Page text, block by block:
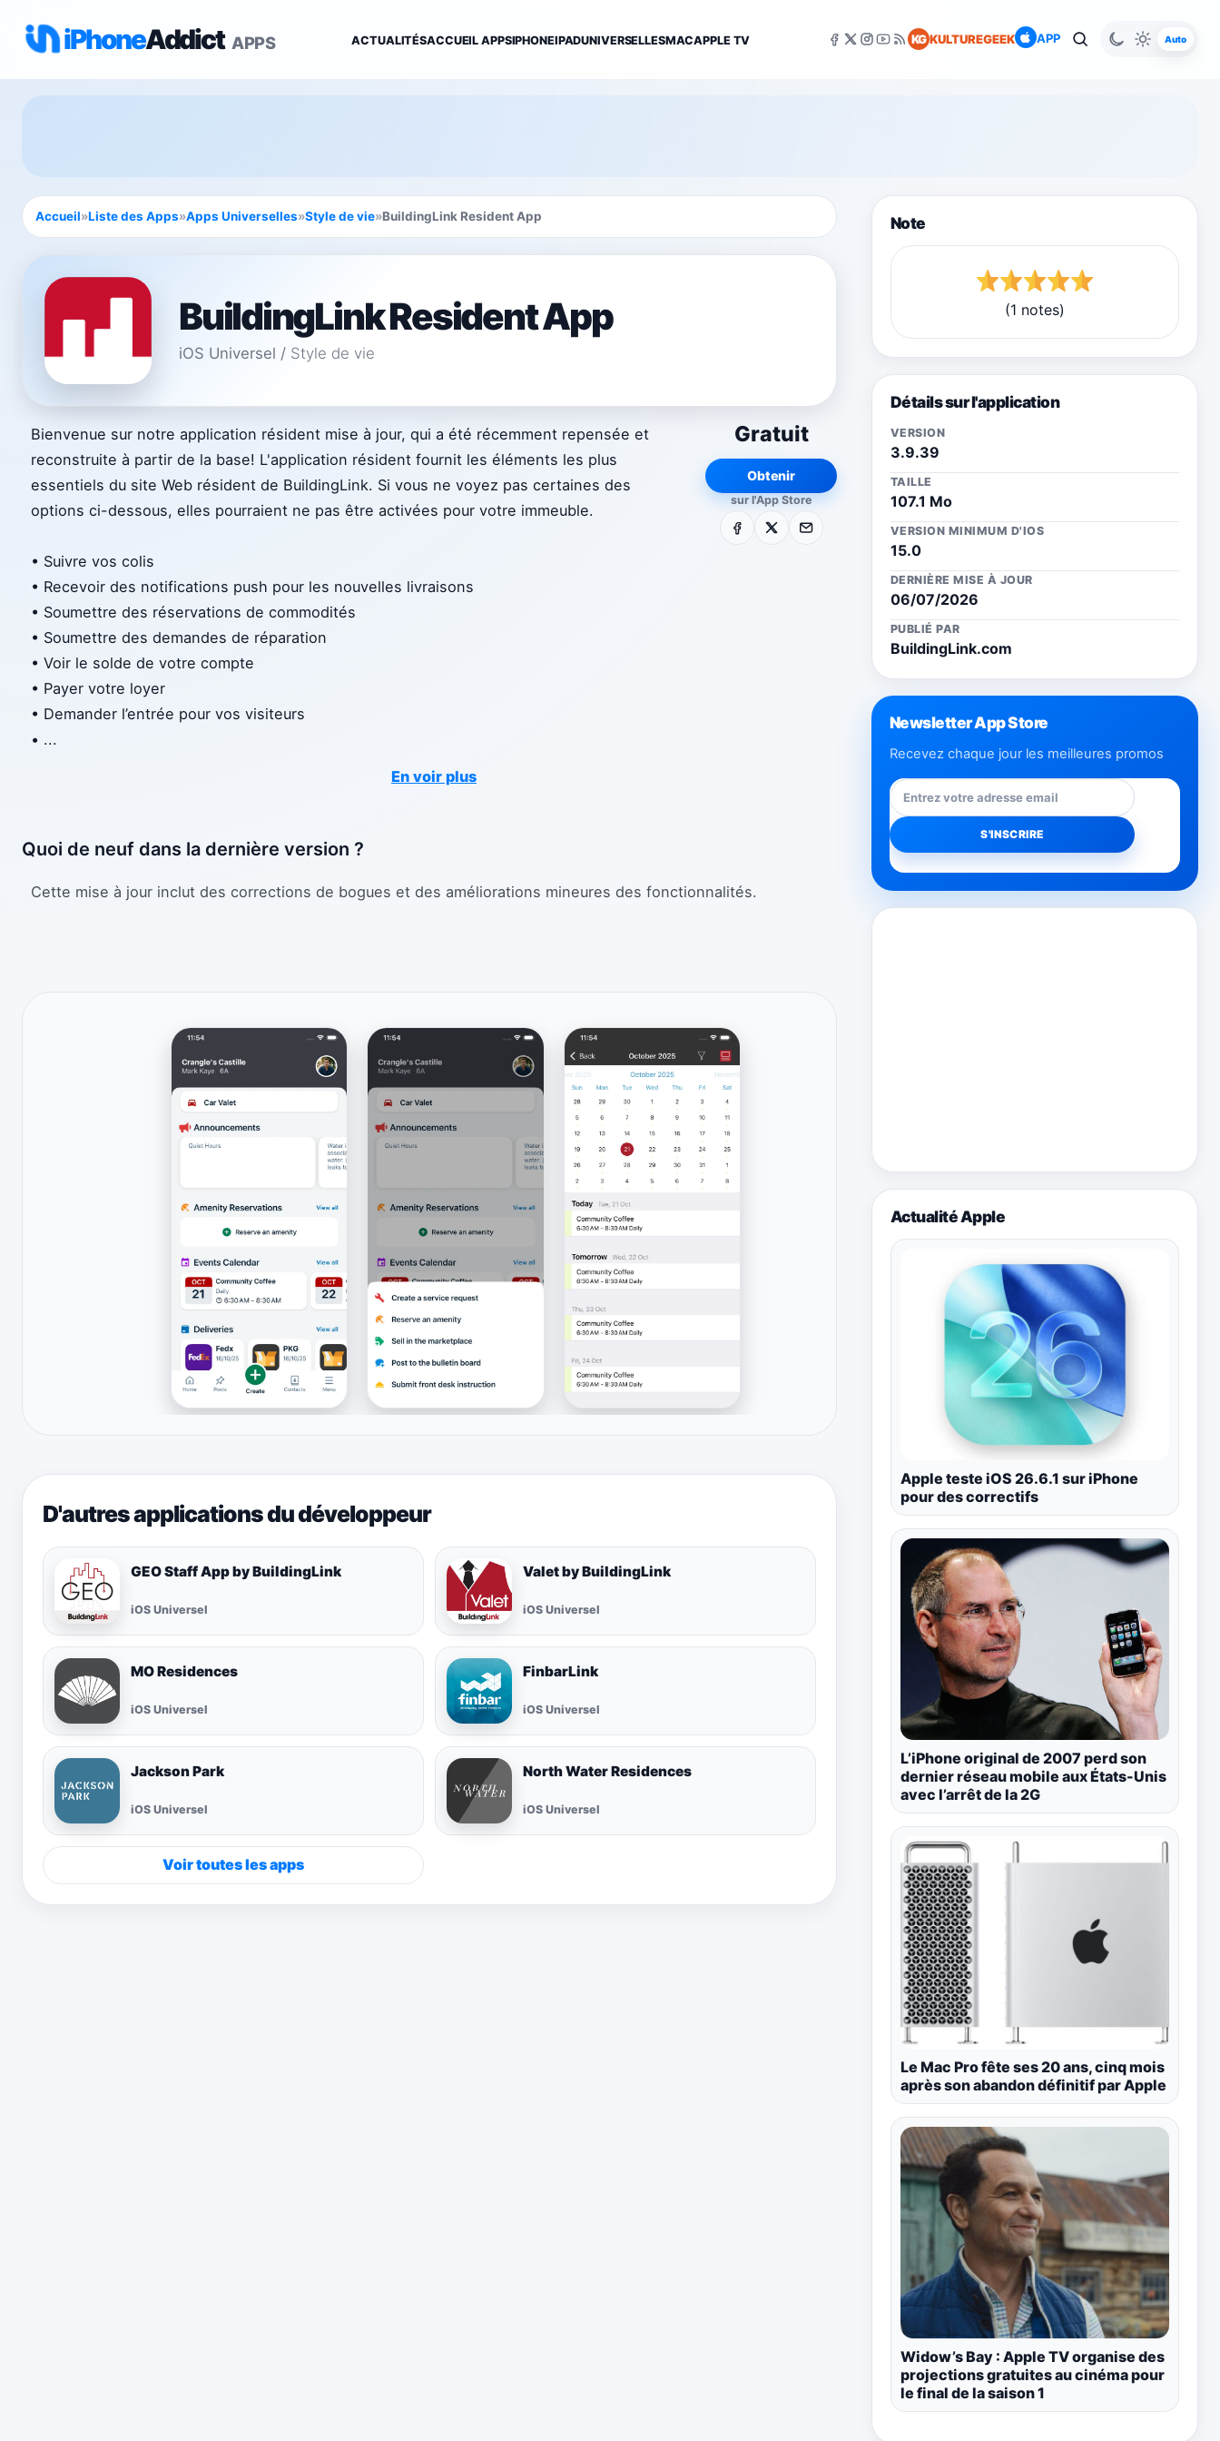
iPhoneAddict APPS ACTUALITÉSACCUEIL APPSIPHONEIPADUNIVERSELLESMACAPPLE TV KG KULTUREGEEK APP Auto
Accueil»Liste des Apps»Apps Universelles»Style de vie»BuildingLink Resident App
BuildingLink Resident App
iOS Universel / Style de vie
Gratuit
Obtenir
sur l'App Store
Facebook E-mail
Bienvenue sur notre application résident mise à jour, qui a été récemment repensée et
reconstruite à partir de la base! L'application résident fournit les éléments les plus
essentiels du site Web résident de BuildingLink. Si vous ne voyez pas certaines des
options ci-dessous, elles pourraient ne pas être activées pour votre immeuble.
• Suivre vos colis
• Recevoir des notifications push pour les nouvelles livraisons
• Soumettre des réservations de commodités
• Soumettre des demandes de réparation
• Voir le solde de votre compte
• Payer votre loyer
• Demander l’entrée pour vos visiteurs
• ...
En voir plus
Quoi de neuf dans la dernière version ?
Cette mise à jour inclut des corrections de bogues et des améliorations mineures des fonctionnalités.
D'autres applications du développeur
GEO Staff App by BuildingLink
iOS Universel
Valet by BuildingLink
iOS Universel
MO Residences
iOS Universel
FinbarLink
iOS Universel
Jackson Park
iOS Universel
North Water Residences
iOS Universel
Voir toutes les apps
Note
(1 notes)
Détails sur l'application
VERSION
3.9.39
TAILLE
107.1 Mo
VERSION MINIMUM D'IOS
15.0
DERNIÈRE MISE À JOUR
06/07/2026
PUBLIÉ PAR
BuildingLink.com
Newsletter App Store
Recevez chaque jour les meilleures promos
Actualité Apple
Apple teste iOS 26.6.1 sur iPhone
pour des correctifs
L’iPhone original de 2007 perd son
dernier réseau mobile aux États-Unis
avec l’arrêt de la 2G
Le Mac Pro fête ses 20 ans, cinq mois
après son abandon définitif par Apple
Widow’s Bay : Apple TV organise des
projections gratuites au cinéma pour
le final de la saison 1